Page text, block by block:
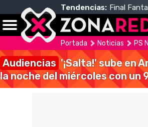
Tendencias: Final
Portada Noticias PS
Audiencias '¡Salta!' sube en
la noche del miércoles con un